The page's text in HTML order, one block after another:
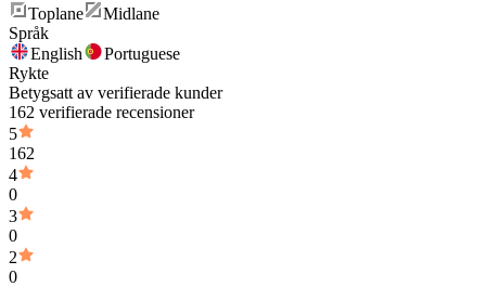
Toplane
Midlane
Språk
English
Portuguese
Rykte
Betygsatt av verifierade kunder
162 verifierade recensioner
5
162
4
0
3
0
2
0